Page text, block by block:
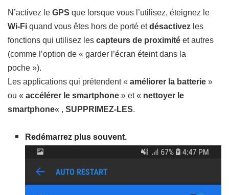
N’activez le GPS que lorsque vous l’utilisez, éteignez le
Wi-Fi quand vous êtes hors de porté etdésactivez les
fonctions qui utilisez les capteurs de proximité et autres
(comme l’option de « garder l’écran éteint dans la
poche »).
Les applications qui prétendent « améliorer la batterie »
ou « accélérer le smartphone » et « nettoyer le
smartphone« , SUPPRIMEZ-LES.
Redémarrez plus souvent.